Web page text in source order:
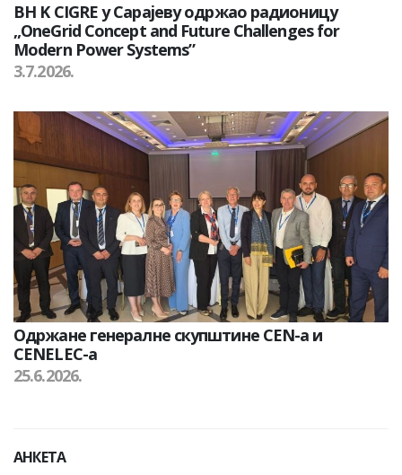
BH K CIGRE у Сарајеву одржао радионицу
„OneGrid Concept and Future Challenges for
Modern Power Systems”
3.7.2026.
Одржане генералне скупштине CEN-а и
CENELEC-а
25.6.2026.
АНКЕТА